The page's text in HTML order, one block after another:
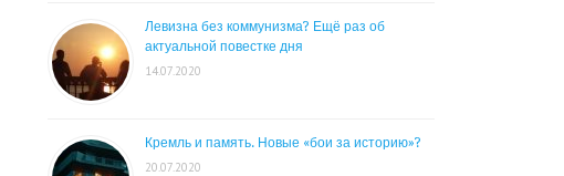
Левизна без коммунизма? Ещё раз об
актуальной повестке дня
14.07.2020
Кремль и память. Новые «бои за историю»?
20.07.2020